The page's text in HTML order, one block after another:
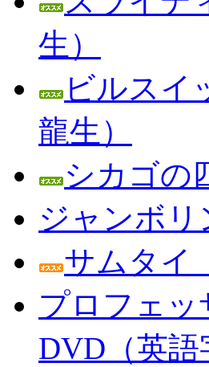
生）
ビルスイ
龍生）
シカゴの
ジャンボ
サムタ
プロフェ
DVD（英語